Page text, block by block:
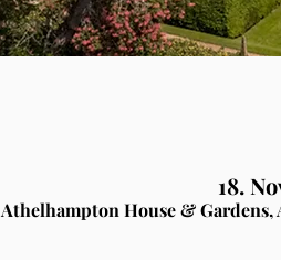
18.
Athelhampton House &